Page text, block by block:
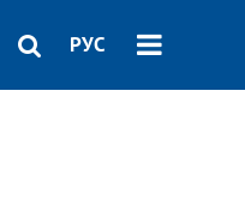
РУС